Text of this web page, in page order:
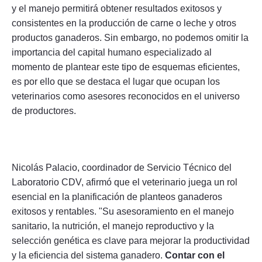
y el manejo permitirá obtener resultados exitosos y
consistentes en la producción de carne o leche y otros
productos ganaderos. Sin embargo, no podemos omitir la
importancia del capital humano especializado al
momento de plantear este tipo de esquemas eficientes,
es por ello que se destaca el lugar que ocupan los
veterinarios como asesores reconocidos en el universo
de productores.
Nicolás Palacio, coordinador de Servicio Técnico del
Laboratorio CDV, afirmó que el veterinario juega un rol
esencial en la planificación de planteos ganaderos
exitosos y rentables. "Su asesoramiento en el manejo
sanitario, la nutrición, el manejo reproductivo y la
selección genética es clave para mejorar la productividad
y la eficiencia del sistema ganadero. Contar con el